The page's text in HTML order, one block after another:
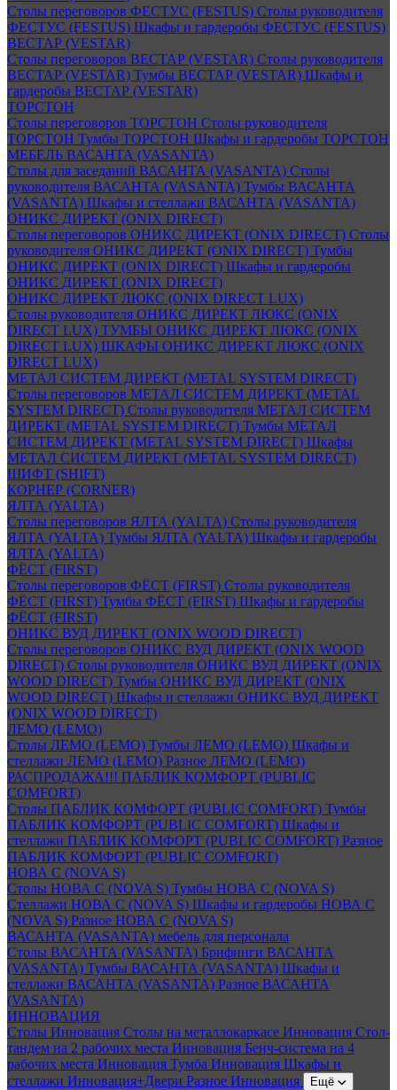
Столы переговоров ФЕСТУС (FESTUS) Столы руководителя
ФЕСТУС (FESTUS) Шкафы и гардеробы ФЕСТУС (FESTUS)
ВЕСТАР (VESTAR)
Столы переговоров ВЕСТАР (VESTAR) Столы руководителя
ВЕСТАР (VESTAR) Тумбы ВЕСТАР (VESTAR) Шкафы и
гардеробы ВЕСТАР (VESTAR)
ТОРСТОН
Столы переговоров ТОРСТОН Столы руководителя
ТОРСТОН Тумбы ТОРСТОН Шкафы и гардеробы ТОРСТОН
МЕБЕЛЬ ВАСАНТА (VASANTA)
Столы для заседаний ВАСАНТА (VASANTA) Столы
руководителя ВАСАНТА (VASANTA) Тумбы ВАСАНТА
(VASANTA) Шкафы и стеллажи ВАСАНТА (VASANTA)
ОНИКС ДИРЕКТ (ONIX DIRECT)
Столы переговоров ОНИКС ДИРЕКТ (ONIX DIRECT) Столы
руководителя ОНИКС ДИРЕКТ (ONIX DIRECT) Тумбы
ОНИКС ДИРЕКТ (ONIX DIRECT) Шкафы и гардеробы
ОНИКС ДИРЕКТ (ONIX DIRECT)
ОНИКС ДИРЕКТ ЛЮКС (ONIX DIRECT LUX)
Столы руководителя ОНИКС ДИРЕКТ ЛЮКС (ONIX
DIRECT LUX) ТУМБЫ ОНИКС ДИРЕКТ ЛЮКС (ONIX
DIRECT LUX) ШКАФЫ ОНИКС ДИРЕКТ ЛЮКС (ONIX
DIRECT LUX)
МЕТАЛ СИСТЕМ ДИРЕКТ (METAL SYSTEM DIRECT)
Столы переговоров МЕТАЛ СИСТЕМ ДИРЕКТ (METAL
SYSTEM DIRECT) Столы руководителя МЕТАЛ СИСТЕМ
ДИРЕКТ (METAL SYSTEM DIRECT) Тумбы МЕТАЛ
СИСТЕМ ДИРЕКТ (METAL SYSTEM DIRECT) Шкафы
МЕТАЛ СИСТЕМ ДИРЕКТ (METAL SYSTEM DIRECT)
ШИФТ (SHIFT)
КОРНЕР (CORNER)
ЯЛТА (YALTA)
Столы переговоров ЯЛТА (YALTA) Столы руководителя
ЯЛТА (YALTA) Тумбы ЯЛТА (YALTA) Шкафы и гардеробы
ЯЛТА (YALTA)
ФЁСТ (FIRST)
Столы переговоров ФЁСТ (FIRST) Столы руководителя
ФЁСТ (FIRST) Тумбы ФЁСТ (FIRST) Шкафы и гардеробы
ФЁСТ (FIRST)
ОНИКС ВУД ДИРЕКТ (ONIX WOOD DIRECT)
Столы переговоров ОНИКС ВУД ДИРЕКТ (ONIX WOOD
DIRECT) Столы руководителя ОНИКС ВУД ДИРЕКТ (ONIX
WOOD DIRECT) Тумбы ОНИКС ВУД ДИРЕКТ (ONIX
WOOD DIRECT) Шкафы и стеллажи ОНИКС ВУД ДИРЕКТ
(ONIX WOOD DIRECT)
ЛЕМО (LEMO)
Столы ЛЕМО (LEMO) Тумбы ЛЕМО (LEMO) Шкафы и
стеллажи ЛЕМО (LEMO) Разное ЛЕМО (LEMO)
РАСПРОДАЖА!!! ПАБЛИК КОМФОРТ (PUBLIC
COMFORT)
Столы ПАБЛИК КОМФОРТ (PUBLIC COMFORT) Тумбы
ПАБЛИК КОМФОРТ (PUBLIC COMFORT) Шкафы и
стеллажи ПАБЛИК КОМФОРТ (PUBLIC COMFORT) Разное
ПАБЛИК КОМФОРТ (PUBLIC COMFORT)
НОВА С (NOVA S)
Столы НОВА С (NOVA S) Тумбы НОВА С (NOVA S)
Стеллажи НОВА С (NOVA S) Шкафы и гардеробы НОВА С
(NOVA S) Разное НОВА С (NOVA S)
ВАСАНТА (VASANTA) мебель для персонала
Столы ВАСАНТА (VASANTA) Брифинги ВАСАНТА
(VASANTA) Тумбы ВАСАНТА (VASANTA) Шкафы и
стеллажи ВАСАНТА (VASANTA) Разное ВАСАНТА
(VASANTA)
ИННОВАЦИЯ
Столы Инновация Столы на металлокаркасе Инновация Стол-
тандем на 2 рабочих места Инновация Бенч-система на 4
рабочих места Инновация Тумба Инновация Шкафы и
стеллажи Инновация+Двери Разное Инновация Ещё